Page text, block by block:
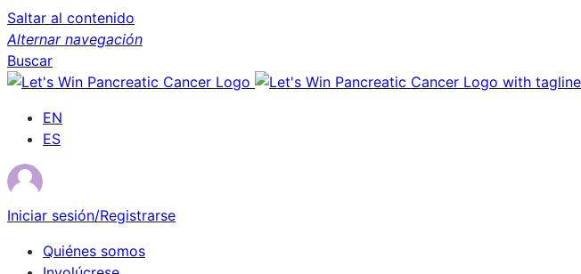
Saltar al contenido
Alternar navegación
Buscar
EN
ES
Iniciar sesión/Registrarse
Quiénes somos